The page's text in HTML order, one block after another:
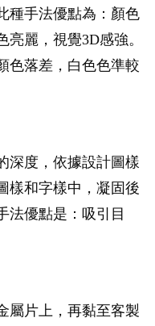
種手法優點為：顏色
麗，視覺3D感強。
色落差，白色色準較
深度，依據設計圖樣
樣和字樣中，凝固後
法優點是：吸引目
屬片上，再黏至客製